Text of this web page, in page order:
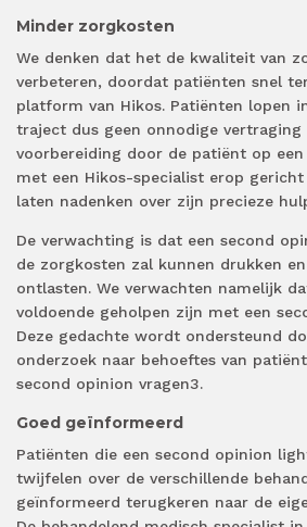
Minder zorgkosten
We denken dat het de kwaliteit van
verbeteren, doordat patiënten snel
platform van Hikos. Patiënten lopen
traject dus geen onnodige vertraging
voorbereiding door de patiënt op
met een Hikos-specialist erop
laten nadenken over zijn precieze
De verwachting is dat een second
de zorgkosten zal kunnen drukken
ontlasten. We verwachten namelijk
voldoende geholpen zijn met een
Deze gedachte wordt ondersteund
onderzoek naar behoeftes van
second opinion vragen3.
Goed geïnformeerd
Patiënten die een second opinion
twijfelen over de verschillende
geïnformeerd terugkeren naar de